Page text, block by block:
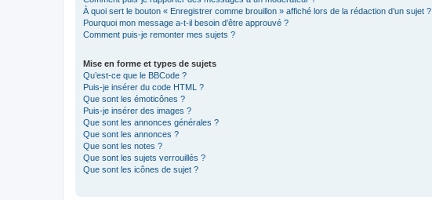
À quoi sert le bouton « Enregistrer comme brouillon » affiché lors de la rédaction d’un sujet ?
Pourquoi mon message a-t-il besoin d’être approuvé ?
Comment puis-je remonter mes sujets ?
Mise en forme et types de sujets
Qu’est-ce que le BBCode ?
Puis-je insérer du code HTML ?
Que sont les émoticônes ?
Puis-je insérer des images ?
Que sont les annonces générales ?
Que sont les annonces ?
Que sont les notes ?
Que sont les sujets verrouillés ?
Que sont les icônes de sujet ?